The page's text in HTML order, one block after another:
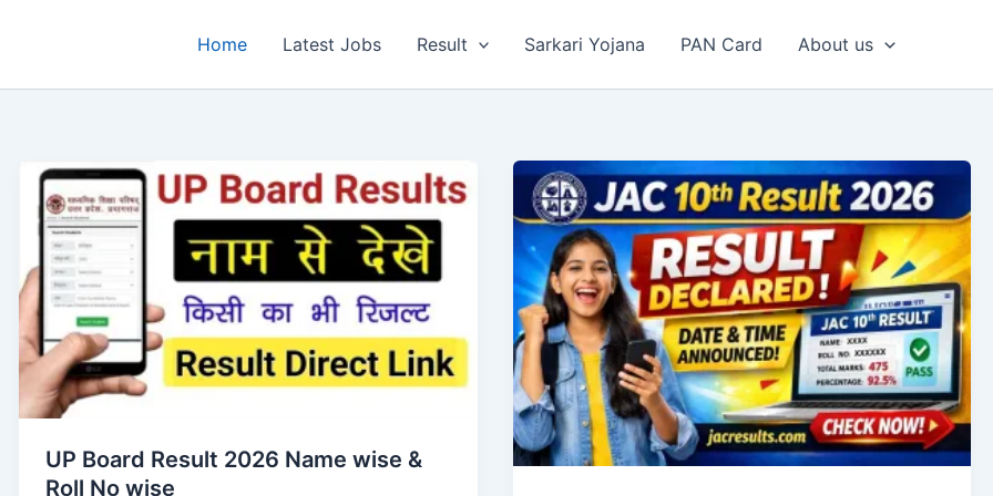
Home Latest Jobs Result Sarkari Yojana PAN Card About us
UP Board Result 2026 Name wise &
Roll No wise